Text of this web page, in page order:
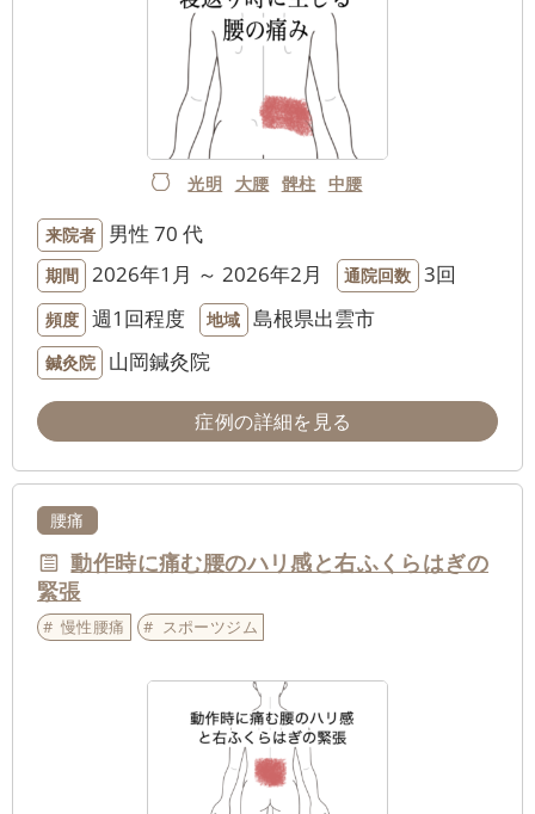
光明 大腰 髀柱 中腰
来院者 男性 70 代
期間 2026年1月 ～ 2026年2月 通院回数 3回
頻度 週1回程度 地域 島根県出雲市
鍼灸院 山岡鍼灸院
症例の詳細を見る
腰痛
動作時に痛む腰のハリ感と右ふくらはぎの
緊張
慢性腰痛 スポーツジム